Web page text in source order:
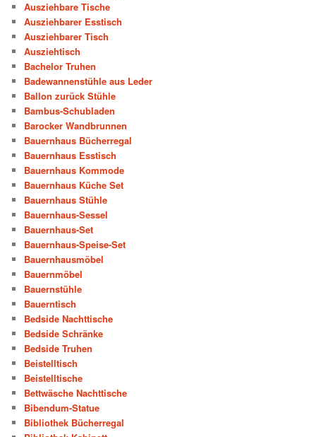
Ausziehbare Tische
Ausziehbarer Esstisch
Ausziehbarer Tisch
Ausziehtisch
Bachelor Truhen
Badewannenstühle aus Leder
Ballon zurück Stühle
Bambus-Schubladen
Barocker Wandbrunnen
Bauernhaus Bücherregal
Bauernhaus Esstisch
Bauernhaus Kommode
Bauernhaus Küche Set
Bauernhaus Stühle
Bauernhaus-Sessel
Bauernhaus-Set
Bauernhaus-Speise-Set
Bauernhausmöbel
Bauernmöbel
Bauernstühle
Bauerntisch
Bedside Nachttische
Bedside Schränke
Bedside Truhen
Beistelltisch
Beistelltische
Bettwäsche Nachttische
Bibendum-Statue
Bibliothek Bücherregal